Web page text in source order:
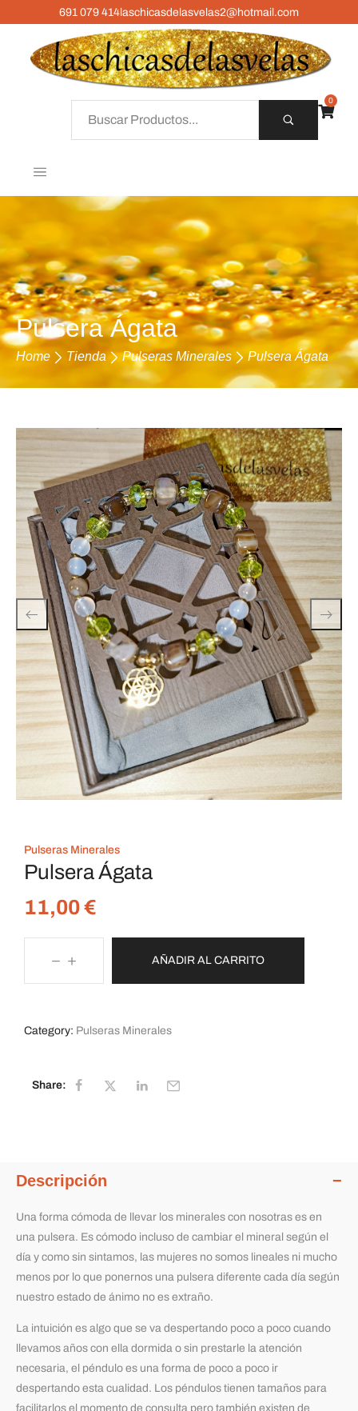
691 079 414laschicasdelasvelas2@hotmail.com
0
Pulsera Ágata
Home Tienda Pulseras Minerales Pulsera Ágata
Pulseras Minerales
Pulsera Ágata
11,00€
AÑADIR AL CARRITO
Category: Pulseras Minerales
Share:
Descripción
Una forma cómoda de llevar los minerales con nosotras es en
una pulsera. Es cómodo incluso de cambiar el mineral según el
día y como sin sintamos, las mujeres no somos lineales ni mucho
menos por lo que ponernos una pulsera diferente cada día según
nuestro estado de ánimo no es extraño.
La intuición es algo que se va despertando poco a poco cuando
llevamos años con ella dormida o sin prestarle la atención
necesaria, el péndulo es una forma de poco a poco ir
despertando esta cualidad. Los péndulos tienen tamaños para
facilitarlos el momento de consulta pero también existen de